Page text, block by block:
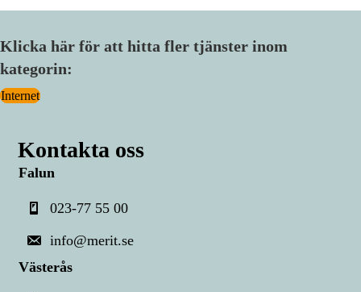
Klicka här för att hitta fler tjänster inom
kategorin:
Internet
Kontakta oss
Falun
023-77 55 00
info@merit.se
Västerås